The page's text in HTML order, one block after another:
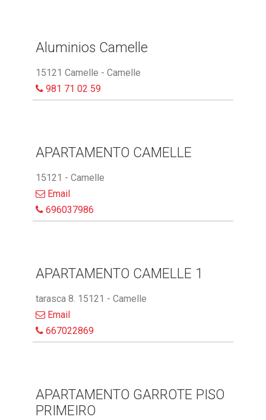
Aluminios Camelle
15121 Camelle - Camelle
981 71 02 59
APARTAMENTO CAMELLE
15121 - Camelle
Email
696037986
APARTAMENTO CAMELLE 1
tarasca 8. 15121 - Camelle
Email
667022869
APARTAMENTO GARROTE PISO
PRIMEIRO